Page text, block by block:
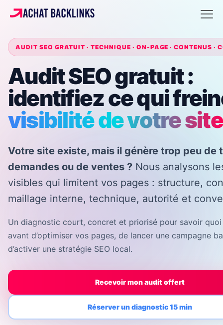
AUDIT SEO GRATUIT · TECHNIQUE · ON-PAGE · CONTENUS ·
Audit SEO gratuit :
identifiez ce qui
visibilité de votre site
Votre site existe, mais il génère trop peu de
demandes ou de ventes ? Nous analysons
visibles qui limitent vos pages : structure,
maillage interne, technique, autorité et
Un diagnostic court, concret et priorisé pour savoir
avant d’optimiser vos pages, de lancer une campagne
d’activer une stratégie SEO local.
Recevoir mon audit offert
Réserver un diagnostic 15 min